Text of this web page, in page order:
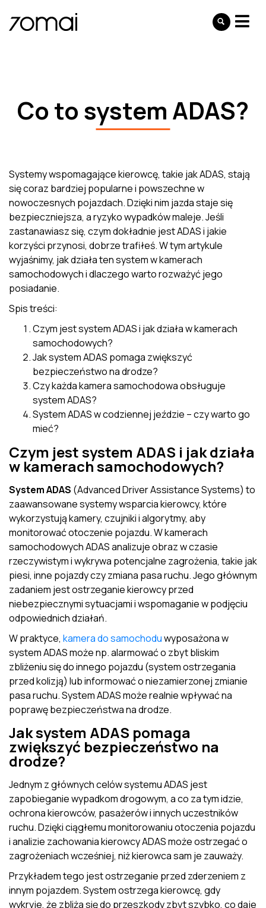
Co to system ADAS?
Systemy wspomagające kierowcę, takie jak ADAS, stają
się coraz bardziej popularne i powszechne w
nowoczesnych pojazdach. Dzięki nim jazda staje się
bezpieczniejsza, a ryzyko wypadków maleje. Jeśli
zastanawiasz się, czym dokładnie jest ADAS i jakie
korzyści przynosi, dobrze trafiłeś. W tym artykule
wyjaśnimy, jak działa ten system w kamerach
samochodowych i dlaczego warto rozważyć jego
posiadanie.
Spis treści:
Czym jest system ADAS i jak działa w kamerach
samochodowych?
Jak system ADAS pomaga zwiększyć
bezpieczeństwo na drodze?
Czy każda kamera samochodowa obsługuje
system ADAS?
System ADAS w codziennej jeździe – czy warto go
mieć?
Czym jest system ADAS i jak działa
w kamerach samochodowych?
System ADAS (Advanced Driver Assistance Systems) to
zaawansowane systemy wsparcia kierowcy, które
wykorzystują kamery, czujniki i algorytmy, aby
monitorować otoczenie pojazdu. W kamerach
samochodowych ADAS analizuje obraz w czasie
rzeczywistym i wykrywa potencjalne zagrożenia, takie jak
piesi, inne pojazdy czy zmiana pasa ruchu. Jego głównym
zadaniem jest ostrzeganie kierowcy przed
niebezpiecznymi sytuacjami i wspomaganie w podjęciu
odpowiednich działań.
W praktyce, kamera do samochoduwyposażona w
system ADAS może np. alarmować o zbyt bliskim
zbliżeniu się do innego pojazdu (system ostrzegania
przed kolizją) lub informować o niezamierzonej zmianie
pasa ruchu. System ADAS może realnie wpływać na
poprawę bezpieczeństwa na drodze.
Jak system ADAS pomaga
zwiększyć bezpieczeństwo na
drodze?
Jednym z głównych celów systemu ADAS jest
zapobieganie wypadkom drogowym, a co za tym idzie,
ochrona kierowców, pasażerów i innych uczestników
ruchu. Dzięki ciągłemu monitorowaniu otoczenia pojazdu
i analizie zachowania kierowcy ADAS może ostrzegać o
zagrożeniach wcześniej, niż kierowca sam je zauważy.
Przykładem tego jest ostrzeganie przed zderzeniem z
innym pojazdem. System ostrzega kierowcę, gdy
wykryje, że zbliża się do przeszkody zbyt szybko, co daje